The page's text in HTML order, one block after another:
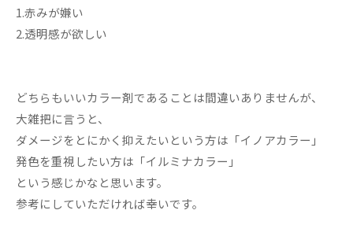
1.赤みが嫌い
2.透明感が欲しい
どちらもいいカラー剤であることは間違いありませんが、
大雑把に言うと、
ダメージをとにかく抑えたいという方は「イノアカラー」
発色を重視したい方は「イルミナカラー」
という感じかなと思います。
参考にしていただければ幸いです。